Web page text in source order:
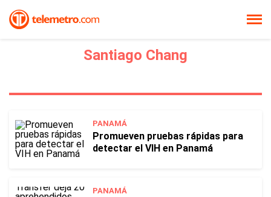
Santiago Chang
PANAMÁ
Promueven pruebas rápidas para
detectar el VIH en Panamá
PANAMÁ